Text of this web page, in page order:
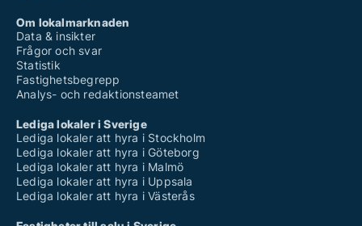
Om lokalmarknaden
Data & insikter
Frågor och svar
Statistik
Fastighetsbegrepp
Analys- och redaktionsteamet
Lediga lokaler i Sverige
Lediga lokaler att hyra i Stockholm
Lediga lokaler att hyra i Göteborg
Lediga lokaler att hyra i Malmö
Lediga lokaler att hyra i Uppsala
Lediga lokaler att hyra i Västerås